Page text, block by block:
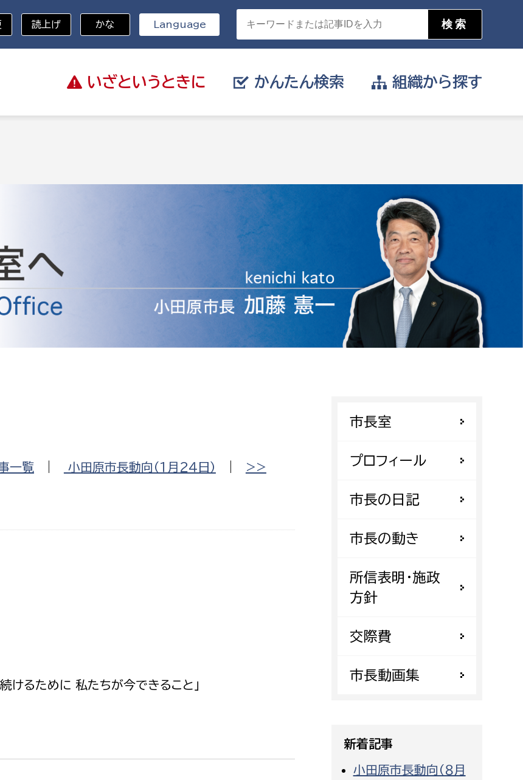
いざと いうときに
ハザードマップ 避難場所 消防
かんたん検索
教育・子育て
防災・安全
文化・生涯学習
市議会
届け出や申請をしたい
証明書がほしい
相談をしたい
支払いをしたい
小田原のことを知りたい
イベント・講座などに参加したい
まちづくりに関わりたい
組織から探す
ト課
課
市税総務課
市民税課
スポーツ課
環境保護課
環境事業センター
都市計画課
地域交通課
開発審査課
市立総合医療センター
予防課
警防計画課
読上げ かな Language
一覧| 小田原市長動向（１月２４日） >>
けるために 私たちが今できること」
市長室
プロフィール
市長の日記
市長の動き
所信表明・施政
方針
交際費
市長動画集
新着記事
小田原市長動向（８月